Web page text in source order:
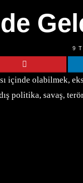
9
içinde
politika, savaş,